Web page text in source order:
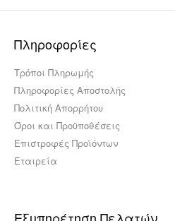
Πληροφορίες
Τρόποι Πληρωμής
Πληροφορίες Αποστολής
Πολιτική Απορρήτου
Όροι και Προϋποθέσεις
Επιστροφές Προϊόντων
Εταιρεία